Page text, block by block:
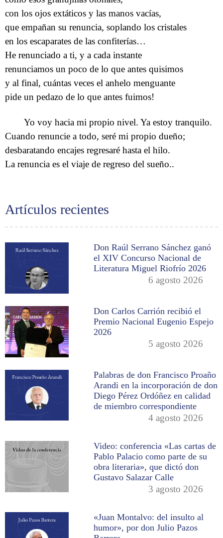
Artículos recientes
Don Raúl Serrano Sánchez ganó
el XIV Concurso Nacional de
Literatura Miguel Riofrío 2026
6 agosto 2026
Don Carlos Carrión recibió el
Premio Nacional Eugenio Espejo
2026
5 agosto 2026
Palabras de don Francisco Proaño
Arandi en la incorporación de don
Diego Pérez Ordóñez en calidad
de miembro correspondiente
4 agosto 2026
Video: conferencia «Las cartas de
Pablo Palacio como parte de su
obra literaria», que dictó don
Gustavo Salazar Calle
3 agosto 2026
«Juan Montalvo: del insulto al
humor», por don Julio Pazos
con los ojos extáticos y las manos vacías,
que empañan su renuncia, soplando los cristales
en los escaparates de las confiterías…
He renunciado a ti, y a cada instante
renunciamos un poco de lo que antes quisimos
y al final, cuántas veces el anhelo menguante
pide un pedazo de lo que antes fuimos!
Yo voy hacia mi propio nivel. Ya estoy tranquilo.
Cuando renuncie a todo, seré mi propio dueño;
desbaratando encajes regresaré hasta el hilo.
La renuncia es el viaje de regreso del sueño..